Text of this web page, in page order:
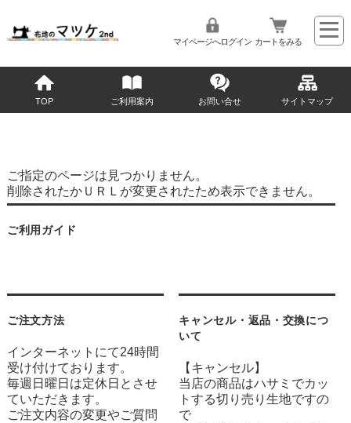
マイページへログイン カートをみる
TOP ご利用案内 お問い合せ サイトマップ
ご指定のページは見つかりません。
削除されたかＵＲＬが変更されたため表示できません。
ご利用ガイド
ご注文方法
インターネットにて24時間
受け付けております。
毎週日曜日は定休日とさせ
ていただきます。
ご注文内容の変更やご質問
キャンセル・返品・交換につ
いて
【キャンセル】
当店の商品はハサミでカッ
トする切り売り生地ですの
で